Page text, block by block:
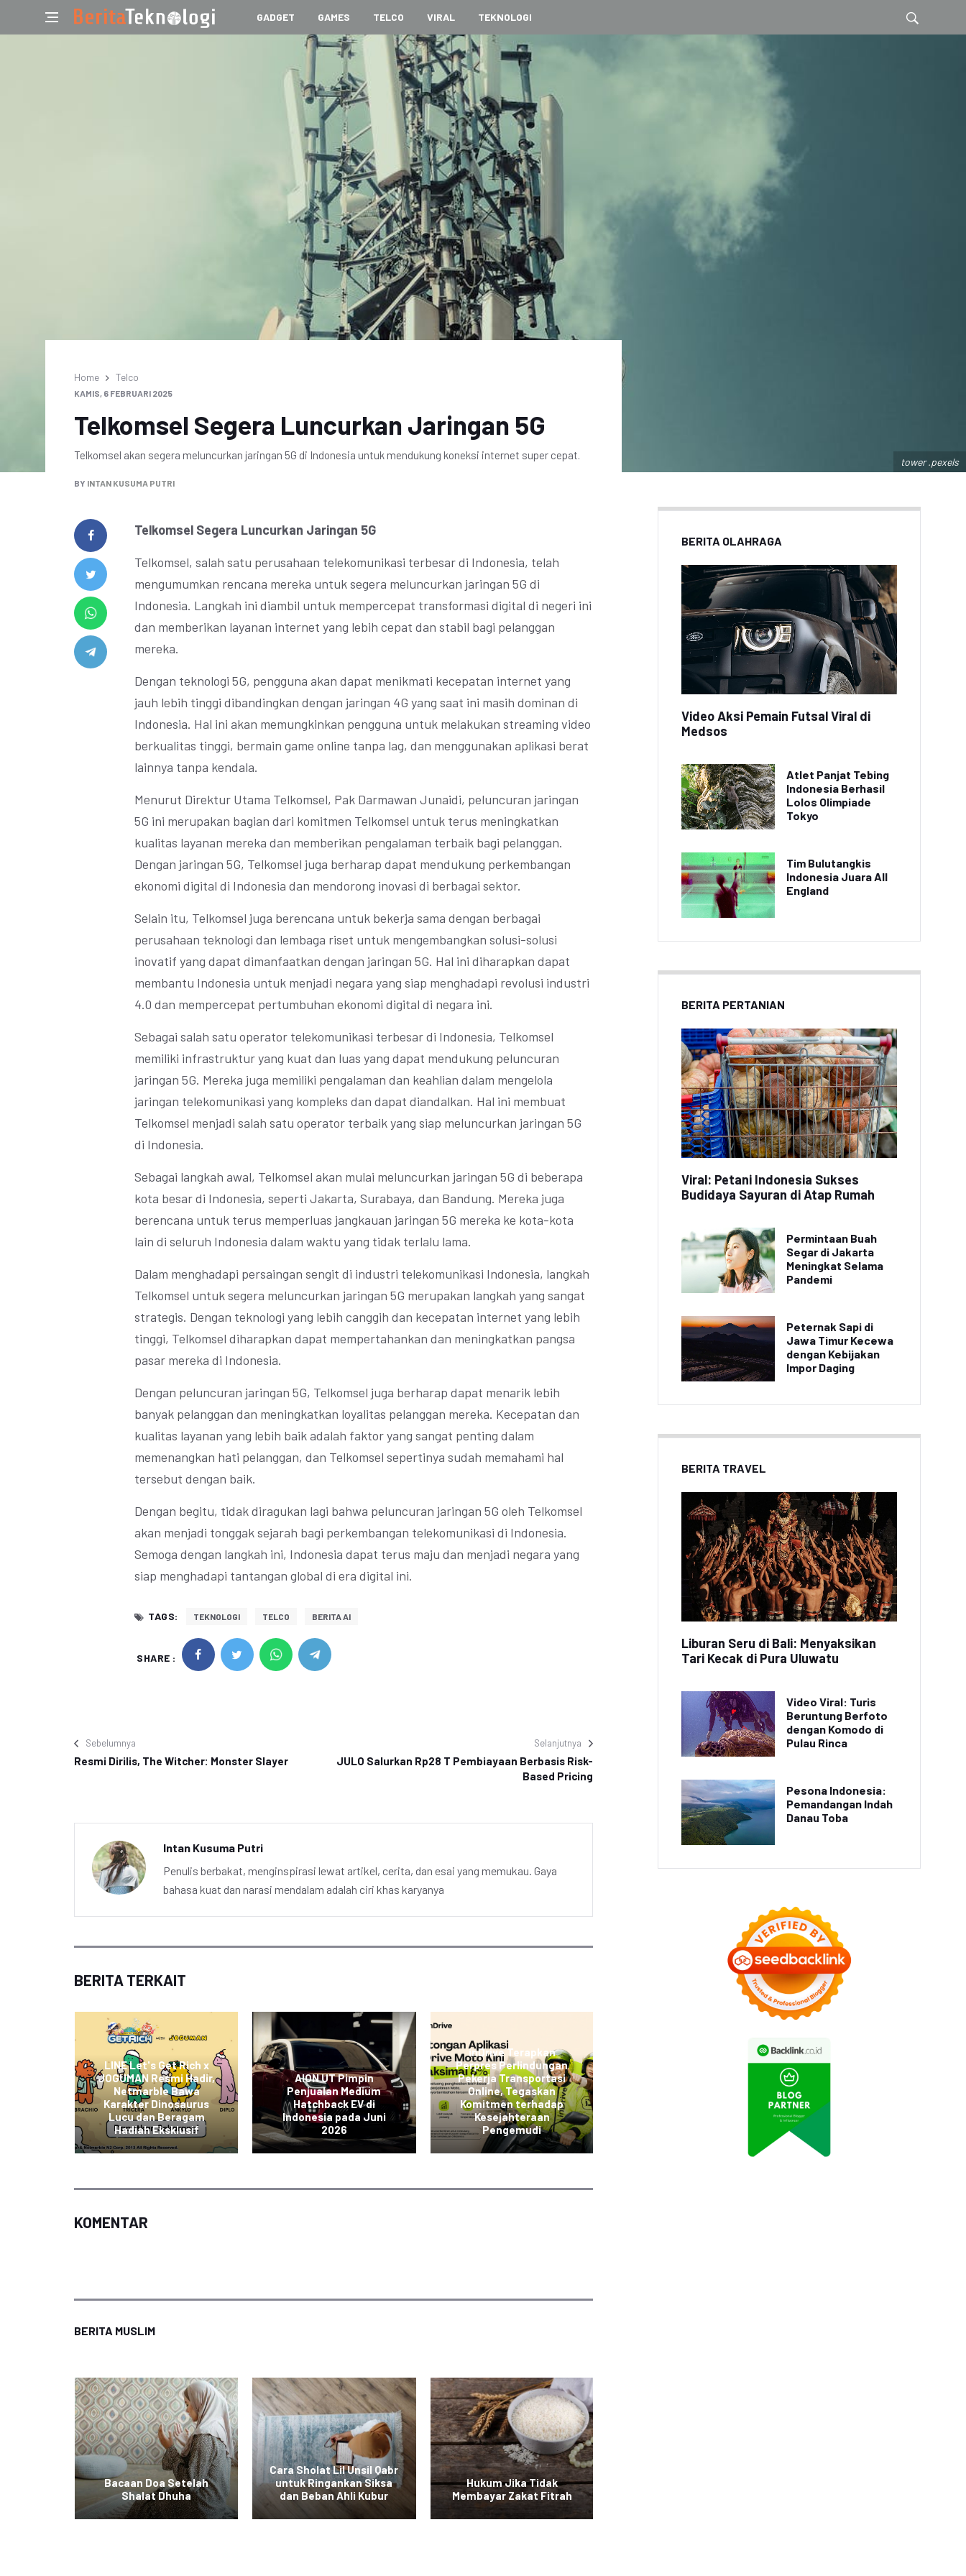
GADGET GAMES TELCO VIRAL TEKNOLOGI
tower .pexels
Home Telco
KAMIS, 6 FEBRUARI 2025
Telkomsel Segera Luncurkan Jaringan 5G
Telkomsel akan segera meluncurkan jaringan 5G di Indonesia untuk mendukung koneksi internet super cepat.
BY INTAN KUSUMA PUTRI
Telkomsel Segera Luncurkan Jaringan 5G
Telkomsel, salah satu perusahaan telekomunikasi terbesar di Indonesia, telah
mengumumkan rencana mereka untuk segera meluncurkan jaringan 5G di
Indonesia. Langkah ini diambil untuk mempercepat transformasi digital di negeri ini
dan memberikan layanan internet yang lebih cepat dan stabil bagi pelanggan
mereka.
Dengan teknologi 5G, pengguna akan dapat menikmati kecepatan internet yang
jauh lebih tinggi dibandingkan dengan jaringan 4G yang saat ini masih dominan di
Indonesia. Hal ini akan memungkinkan pengguna untuk melakukan streaming video
berkualitas tinggi, bermain game online tanpa lag, dan menggunakan aplikasi berat
lainnya tanpa kendala.
Menurut Direktur Utama Telkomsel, Pak Darmawan Junaidi, peluncuran jaringan
5G ini merupakan bagian dari komitmen Telkomsel untuk terus meningkatkan
kualitas layanan mereka dan memberikan pengalaman terbaik bagi pelanggan.
Dengan jaringan 5G, Telkomsel juga berharap dapat mendukung perkembangan
ekonomi digital di Indonesia dan mendorong inovasi di berbagai sektor.
Selain itu, Telkomsel juga berencana untuk bekerja sama dengan berbagai
perusahaan teknologi dan lembaga riset untuk mengembangkan solusi-solusi
inovatif yang dapat dimanfaatkan dengan jaringan 5G. Hal ini diharapkan dapat
membantu Indonesia untuk menjadi negara yang siap menghadapi revolusi industri
4.0 dan mempercepat pertumbuhan ekonomi digital di negara ini.
Sebagai salah satu operator telekomunikasi terbesar di Indonesia, Telkomsel
memiliki infrastruktur yang kuat dan luas yang dapat mendukung peluncuran
jaringan 5G. Mereka juga memiliki pengalaman dan keahlian dalam mengelola
jaringan telekomunikasi yang kompleks dan dapat diandalkan. Hal ini membuat
Telkomsel menjadi salah satu operator terbaik yang siap meluncurkan jaringan 5G
di Indonesia.
Sebagai langkah awal, Telkomsel akan mulai meluncurkan jaringan 5G di beberapa
kota besar di Indonesia, seperti Jakarta, Surabaya, dan Bandung. Mereka juga
berencana untuk terus memperluas jangkauan jaringan 5G mereka ke kota-kota
lain di seluruh Indonesia dalam waktu yang tidak terlalu lama.
Dalam menghadapi persaingan sengit di industri telekomunikasi Indonesia, langkah
Telkomsel untuk segera meluncurkan jaringan 5G merupakan langkah yang sangat
strategis. Dengan teknologi yang lebih canggih dan kecepatan internet yang lebih
tinggi, Telkomsel diharapkan dapat mempertahankan dan meningkatkan pangsa
pasar mereka di Indonesia.
Dengan peluncuran jaringan 5G, Telkomsel juga berharap dapat menarik lebih
banyak pelanggan dan meningkatkan loyalitas pelanggan mereka. Kecepatan dan
kualitas layanan yang lebih baik adalah faktor yang sangat penting dalam
memenangkan hati pelanggan, dan Telkomsel sepertinya sudah memahami hal
tersebut dengan baik.
Dengan begitu, tidak diragukan lagi bahwa peluncuran jaringan 5G oleh Telkomsel
akan menjadi tonggak sejarah bagi perkembangan telekomunikasi di Indonesia.
Semoga dengan langkah ini, Indonesia dapat terus maju dan menjadi negara yang
siap menghadapi tantangan global di era digital ini.
TAGS: TEKNOLOGI TELCO BERITA AI
SHARE :
Sebelumnya
Resmi Dirilis, The Witcher: Monster Slayer
Selanjutnya
JULO Salurkan Rp28 T Pembiayaan Berbasis Risk-
Based Pricing
Intan Kusuma Putri
Penulis berbakat, menginspirasi lewat artikel, cerita, dan esai yang memukau. Gaya
bahasa kuat dan narasi mendalam adalah ciri khas karyanya
BERITA TERKAIT
LINE Let's Get Rich x
JOGUMAN Resmi Hadir,
Netmarble Bawa
Karakter Dinosaurus
Lucu dan Beragam
Hadiah Eksklusif
AION UT Pimpin
Penjualan Medium
Hatchback EV di
Indonesia pada Juni
2026
inDrive Terapkan
Perpres Perlindungan
Pekerja Transportasi
Online, Tegaskan
Komitmen terhadap
Kesejahteraan
Pengemudi
Hatchback EV di
KOMENTAR
BERITA MUSLIM
Bacaan Doa Setelah
Shalat Dhuha
Cara Sholat Lil Unsil Qabr
untuk Ringankan Siksa
dan Beban Ahli Kubur
Hukum Jika Tidak
Membayar Zakat Fitrah
BERITA OLAHRAGA
Video Aksi Pemain Futsal Viral di
Medsos
Atlet Panjat Tebing
Indonesia Berhasil
Lolos Olimpiade
Tokyo
Tim Bulutangkis
Indonesia Juara All
England
BERITA PERTANIAN
Viral: Petani Indonesia Sukses
Budidaya Sayuran di Atap Rumah
Permintaan Buah
Segar di Jakarta
Meningkat Selama
Pandemi
Peternak Sapi di
Jawa Timur Kecewa
dengan Kebijakan
Impor Daging
BERITA TRAVEL
Liburan Seru di Bali: Menyaksikan
Tari Kecak di Pura Uluwatu
Video Viral: Turis
Beruntung Berfoto
dengan Komodo di
Pulau Rinca
Pesona Indonesia:
Pemandangan Indah
Danau Toba